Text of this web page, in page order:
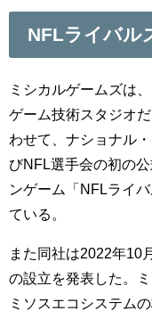
NFLライバル
ミシカルゲームズは
ゲーム技術スタジオ
わせて、ナショナル
びNFL選手会の初の
ンゲーム「NFLライ
ている。
また同社は2022年10
の設立を発表した。ミ
ミソスエコシステム